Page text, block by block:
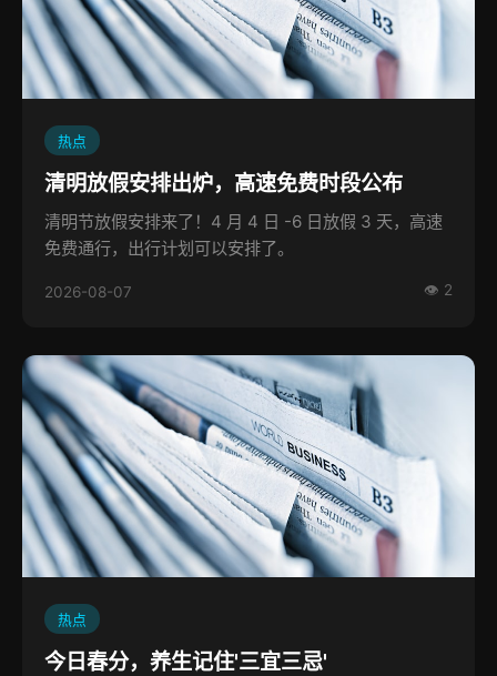
热点
清明放假安排出炉，高速免费时段公布
清明节放假安排来了！4 月 4 日 -6 日放假 3 天，高速
免费通行，出行计划可以安排了。
2026-08-07 👁 2
热点
今日春分，养生记住'三宜三忌'